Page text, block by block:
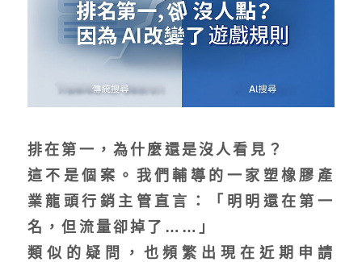
排在第一，為什麼還是沒人看見？
這不是個案。我們輔導的一家塑橡膠產
業龍頭行銷主管直言：「明明還在第一
名，但流量卻掉了……」
類似的疑問，也頻繁出現在近期申請